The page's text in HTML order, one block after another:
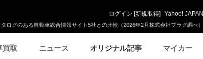
ログのある自動車総合情報サイト5社との比較（2026年2月株式会社プラグ調べ）
ログイン [新規取得] Yahoo! JAPAN
買取 ニュース オリジナル記事 マイカー